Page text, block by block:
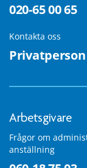
020-65 00 65
Kontakta oss
Arbetsgivare
Frågor om
anställning